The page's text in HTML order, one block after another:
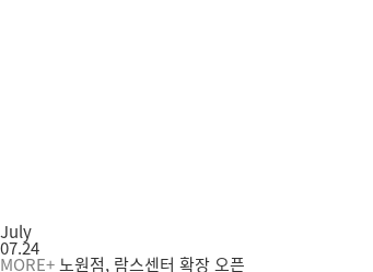
July
07.24
MORE+노원점, 람스센터 확장 오픈